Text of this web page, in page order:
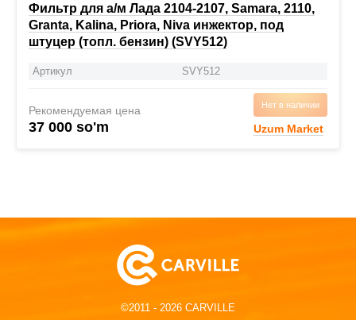
Фильтр для а/м Лада 2104-2107, Samara, 2110,
Granta, Kalina, Priora, Niva инжектор, под
штуцер (топл. бензин) (SVY512)
Артикул SVY512
Рекомендуемая цена
37 000 so'm
Нет в наличии
Uzum Market
©2011 - 2026 CARVILLE